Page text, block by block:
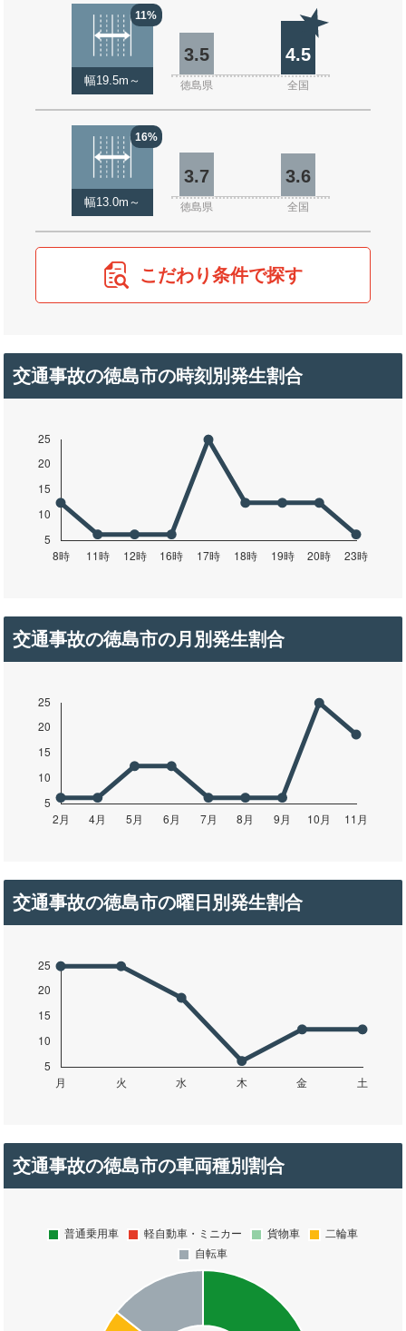
11%
幅19.5m～
3.5 4.5
徳島県 全国
16%
幅13.0m～
3.7 3.6
徳島県 全国
こだわり条件で探す
交通事故の徳島市の時刻別発生割合
交通事故の徳島市の月別発生割合
交通事故の徳島市の曜日別発生割合
交通事故の徳島市の車両種別割合